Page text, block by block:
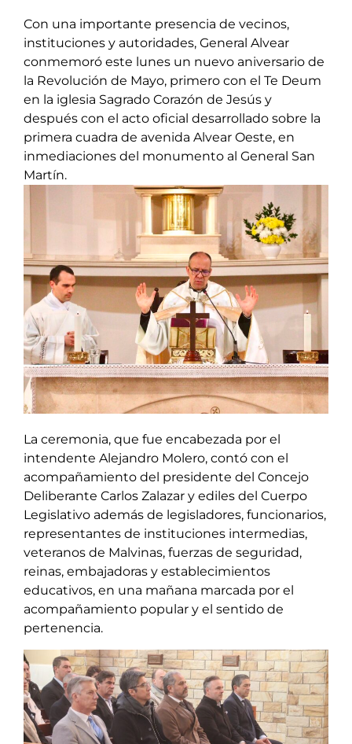
Con una importante presencia de vecinos,
instituciones y autoridades, General Alvear
conmemoró este lunes un nuevo aniversario de
la Revolución de Mayo, primero con el Te Deum
en la iglesia Sagrado Corazón de Jesús y
después con el acto oficial desarrollado sobre la
primera cuadra de avenida Alvear Oeste, en
inmediaciones del monumento al General San
Martín.
La ceremonia, que fue encabezada por el
intendente Alejandro Molero, contó con el
acompañamiento del presidente del Concejo
Deliberante Carlos Zalazar y ediles del Cuerpo
Legislativo además de legisladores, funcionarios,
representantes de instituciones intermedias,
veteranos de Malvinas, fuerzas de seguridad,
reinas, embajadoras y establecimientos
educativos, en una mañana marcada por el
acompañamiento popular y el sentido de
pertenencia.